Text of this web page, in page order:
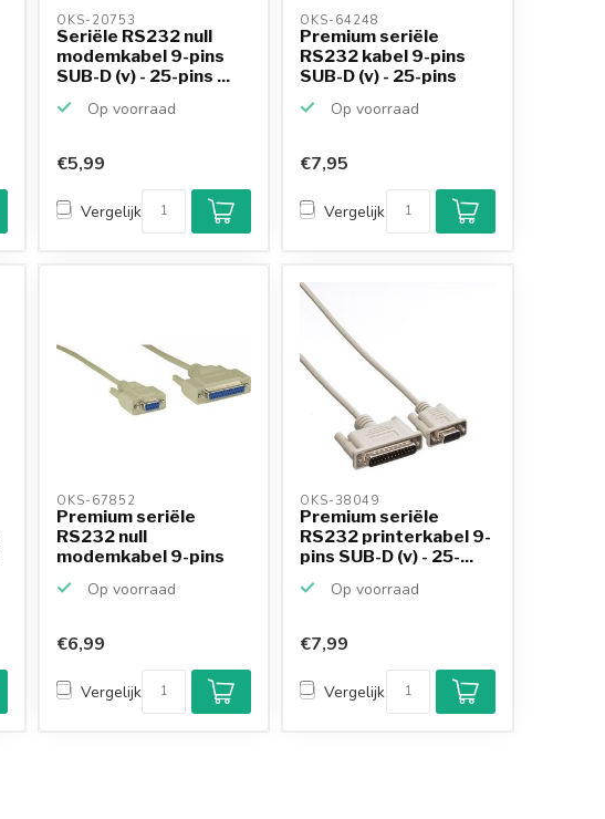
OKS-20753
Seriële RS232 null
modemkabel 9-pins
SUB-D (v) - 25-pins ...
Op voorraad
€5,99
Vergelijk
OKS-64248
Premium seriële
RS232 kabel 9-pins
SUB-D (v) - 25-pins
Op voorraad
€7,95
Vergelijk
OKS-67852
Premium seriële
RS232 null
modemkabel 9-pins
Op voorraad
€6,99
Vergelijk
OKS-38049
Premium seriële
RS232 printerkabel 9-
pins SUB-D (v) - 25-...
Op voorraad
Klantenbeoordeling
9,2/10
Achteraf betalen
mogelijk
€7,99
Vergelijk